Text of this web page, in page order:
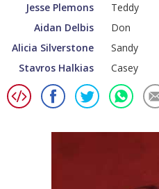
Jesse Plemons
Teddy
Aidan Delbis
Don
Alicia Silverstone
Sandy
Stavros Halkias
Casey